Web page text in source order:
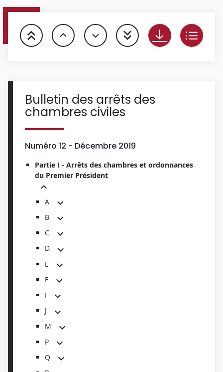
Bulletin des arrêts des
chambres civiles
Numéro 12 - Décembre 2019
Partie I - Arrêts des chambres et ordonnances
du Premier Président
A
B
C
D
E
F
I
J
M
P
Q